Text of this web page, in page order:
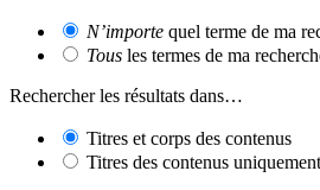
N’importe quel terme de ma
Tous les termes de ma
Rechercher les résultats dans…
Titres et corps des contenus
Titres des contenus uniquement